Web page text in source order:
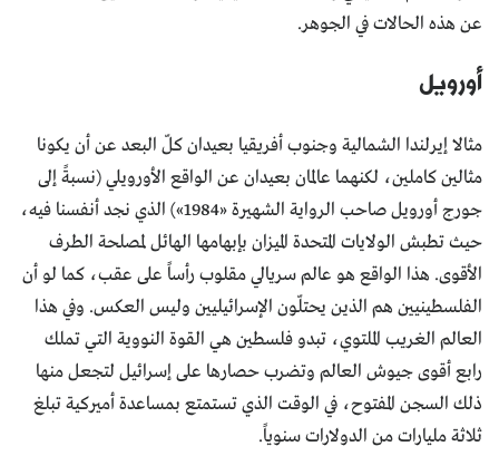
عن هذه الحالات في الجوهر.
أورويل
مثالا إيرلندا الشمالية وجنوب أفريقيا بعيدان كلّ البعد عن أن يكونا
مثالين كاملين، لكنهما عالمان بعيدان عن الواقع الأورويلي (نسبةً إلى
جورج أورويل صاحب الرواية الشهيرة «1984») الذي نجد أنفسنا فيه،
حيث تطبش الولايات المتحدة الميزان بإبهامها الهائل لمصلحة الطرف
الأقوى. هذا الواقع هو عالم سريالي مقلوب رأساً على عقب، كما لو أن
الفلسطينيين هم الذين يحتلّون الإسرائيليين وليس العكس. وفي هذا
العالم الغريب الملتوي، تبدو فلسطين هي القوة النووية التي تملك
رابع أقوى جيوش العالم وتضرب حصارها على إسرائيل لتجعل منها
ذلك السجن المفتوح، في الوقت الذي تستمتع بمساعدة أميركية تبلغ
ثلاثة مليارات من الدولارات سنوياً.